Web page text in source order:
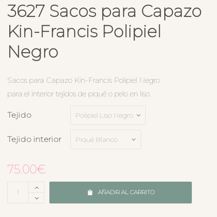
3627 Sacos para Capazo
Kin-Francis Polipiel
Negro
Sacos para Capazo Kin-Francis Polipiel Negro
para el interior tejidos de piqué o pelo en liso.
Tejido
Tejido interior
75.00€
AÑADIR AL CARRITO